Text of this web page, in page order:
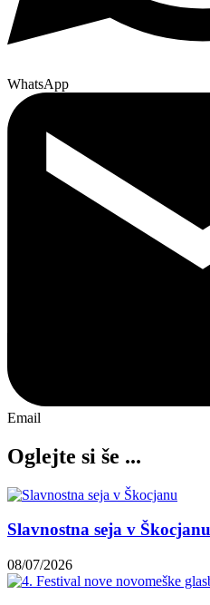
WhatsApp
Email
Oglejte si še ...
Slavnostna seja v Škocjanu
08/07/2026